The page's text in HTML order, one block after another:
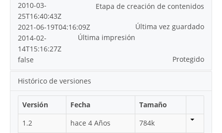
Etapa de creación de contenidos
2010-03-
25T16:40:43Z
Última vez guardado
2021-06-19T04:16:09Z
Última impresión
2014-02-
14T15:16:27Z
Protegido
false
Histórico de versiones
Versión Fecha
Tamaño
1.2
hace 4 Años
784k